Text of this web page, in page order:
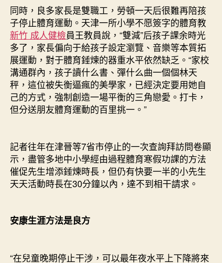
同時，良多家長是雙職工，勞頓一天后很難再陪孩
子停止體育運動。天津一所小學不愿簽字的體育教
新竹 成人健檢員王教員說，“雙減”后孩子課余時光
多了，家長偏向于給孩子設定瀏覽、音樂等本質拓
展運動，對于體育錘煉的器重水平依然缺乏。“家校
溝通群內，孩子讀什么書、彈什么曲一個個林天
秤，這位被失衡逼瘋的美學家，已經決定要用她自
己的方式，強制創造一場平衡的三角戀愛。打卡，
但分送朋友體育運動的百里挑一。”
記者往年在津晉等7省市停止的一次查詢拜訪問卷顯
示，盡管多地中小學經由過程體育寒假功課的方法
催促先生增添錘煉時長，但仍有快要一半的小先生
天天活動時長在30分鐘以內，達不到相干請求。
安康生涯方法是良方
“在兒童晚期停止干涉，可以最年夜水平上下降將來